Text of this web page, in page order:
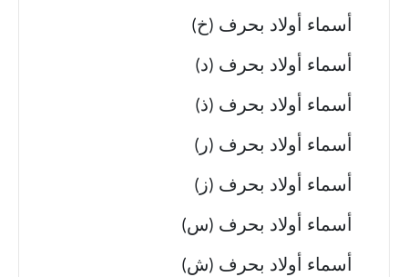
أسماء أولاد بحرف (خ)
أسماء أولاد بحرف (د)
أسماء أولاد بحرف (ذ)
أسماء أولاد بحرف (ر)
أسماء أولاد بحرف (ز)
أسماء أولاد بحرف (س)
أسماء أولاد بحرف (ش)